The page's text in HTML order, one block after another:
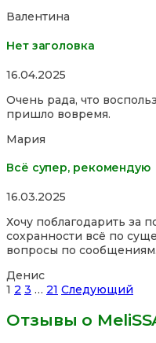
Валентина
Нет заголовка
Rated
out
of
16.04.2025
Очень рада, что
пришло вовремя.
Мария
Всё супер, рекомендую
Rated
out
of
5
16.03.2025
Хочу поблагодарить за
сохранности всё по
вопросы по сообщениям.
Денис
Site
Reviews
навигация
Страница
1 Страница
2 Страница
3 … Страница
21 Следующий
Отзывы о